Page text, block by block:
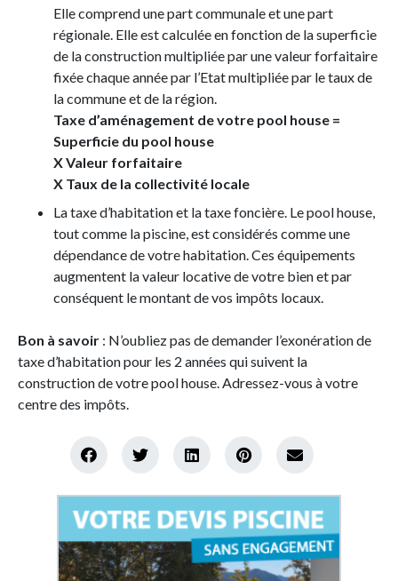
Elle comprend une part communale et une part
régionale. Elle est calculée en fonction de la superficie
de la construction multipliée par une valeur forfaitaire
fixée chaque année par l’Etat multipliée par le taux de
la commune et de la région.
Taxe d’aménagement de votre pool house =
Superficie du pool house
X Valeur forfaitaire
X Taux de la collectivité locale
La taxe d’habitation et la taxe foncière. Le pool house,
tout comme la piscine, est considérés comme une
dépendance de votre habitation. Ces équipements
augmentent la valeur locative de votre bien et par
conséquent le montant de vos impôts locaux.
Bon à savoir : N’oubliez pas de demander l’exonération de
taxe d’habitation pour les 2 années qui suivent la
construction de votre pool house. Adressez-vous à votre
centre des impôts.